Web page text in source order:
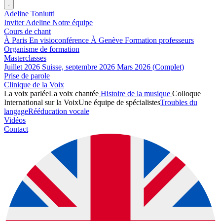
Adeline Toniutti
Inviter Adeline Notre équipe
Cours de chant
À Paris En visioconférence À Genève Formation professeurs
Organisme de formation
Masterclasses
Juillet 2026 Suisse, septembre 2026 Mars 2026 (Complet)
Prise de parole
Clinique de la Voix
La voix parléeLa voix chantée Histoire de la musique Colloque
International sur la VoixUne équipe de spécialistesTroubles du
langageRééducation vocale
Vidéos
Contact